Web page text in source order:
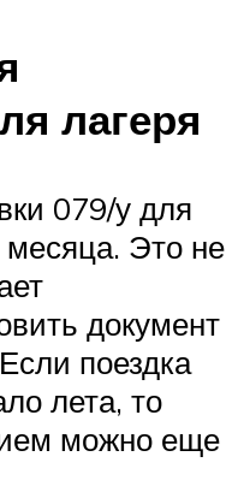
лагеря
079/у для
месяца. Это не
документ
поездка
лета, то
можно еще